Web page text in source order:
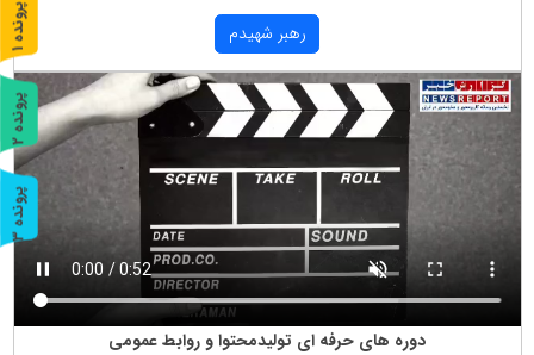
رهبر شهیدم
دوره های حرفه ای تولیدمحتوا و روابط عمومی
پ
ر
و
ن
د
ه
1
پ
ر
و
ن
د
ه
2
پ
ر
و
ن
د
ه
3